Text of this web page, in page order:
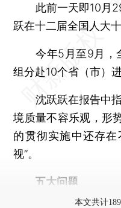
此前一天即10月29
跃在十二届全国人大
今年5月至9月，
组分赴10个省（市）
沈跃跃在报告中指
境质量不容乐观，形
的贯彻实施中还存
视”。
五大问题
本文共计